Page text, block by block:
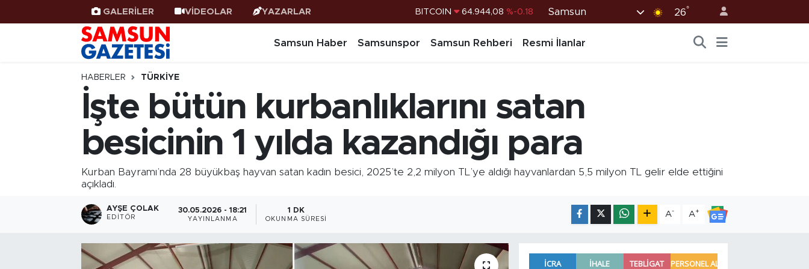
GALERİLER VİDEOLAR YAZARLAR
DOLAR 47,7436 %0.18
55,2510 %0.32
BİST100 13.779 %-14
Samsun 26°
Samsun Haber Samsunspor Samsun Rehberi Resmi İlanlar
HABERLER TÜRKIYE
İşte bütün kurbanlıklarını satan
besicinin 1 yılda kazandığı para
Kurban Bayramı’nda 28 büyükbaş hayvan satan kadın besici, 2025’te 2,2 milyon TL’ye aldığı hayvanlardan 5,5 milyon TL gelir elde ettiğini
açıkladı.
AYŞE ÇOLAK
EDITÖR
30.05.2026 - 18:21
YAYINLANMA
1 DK
OKUNMA SÜRESI
A- A+
Samsun Haber
Samsunspor
Samsun Rehberi
Resmi İlanlar
Samsun Nöbetçi Eczaneler
Samsun Hava Durumu
SAMSUN Namaz Vakitleri
Samsun Trafik Yoğunluk Haritası
Süper Lig Puan Durumu ve Fikstür
Haber Arşivi